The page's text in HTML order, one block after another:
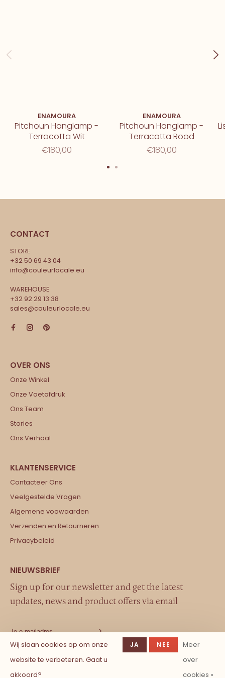
ENAMOURA
Pitchoun Hanglamp -
Terracotta Wit
€180,00
ENAMOURA
Pitchoun Hanglamp -
Terracotta Rood
€180,00
CONTACT
STORE
+32 50 69 43 04
info@couleurlocale.eu
WAREHOUSE
+32 92 29 13 38
sales@couleurlocale.eu
Onze Winkel
Onze Voetafdruk
Ons Team
Stories
Ons Verhaal
Contacteer Ons
Veelgestelde Vragen
Algemene voowaarden
Verzenden en Retourneren
Privacybeleid
Sign up for our newsletter and get the latest
updates, news and product offers via email
Wij slaan cookies op om onze
website te verbeteren. Gaat u
akkoord?
JA NEE
Meer
over
cookies »